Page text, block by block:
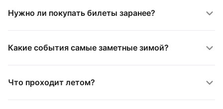
Нужно ли покупать билеты заранее?
Какие события самые заметные зимой?
Что проходит летом?